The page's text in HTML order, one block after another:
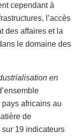
cependant à
l’accès
des affaires et la
le domaine des
en
africains au
de
19 indicateurs